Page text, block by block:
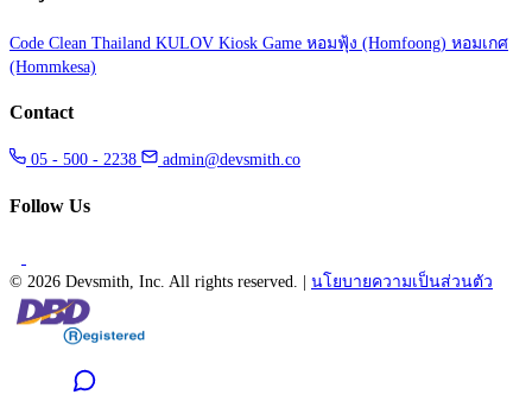
Code Clean Thailand KULOV Kiosk Game หอมฟุ้ง (Homfoong) หอมเกศ
(Hommkesa)
Contact
05 - 500 - 2238 admin@devsmith.co
Follow Us
© 2026 Devsmith, Inc. All rights reserved. นโยบายความเป็นส่วนตัว